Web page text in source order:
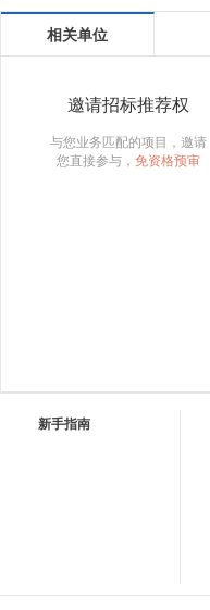
相关单位
邀请招标推荐权
与您业务匹配的项目，邀请
您直接参与， 免资格预审
新手指南